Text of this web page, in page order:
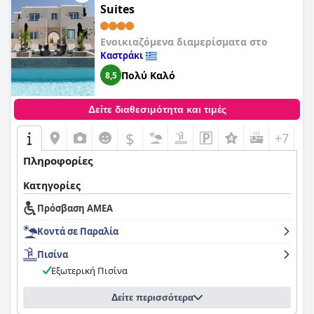
προσβάσιμες. Συνολικά, το
ανεπιφύλακτα για όσους αναζητούν ένα υπέροχο ξενοδοχείο
στο νησί της Νάξου.
Suites
Ενοικιαζόμενα διαμερίσματα στο
Καστράκι
8,5 Πολύ Καλό
Δείτε διαθεσιμότητα και τιμές
$ +7
Πληροφορίες
Κατηγορίες
Πρόσβαση ΑΜΕΑ
Κοντά σε Παραλία
Πισίνα
Εξωτερική Πισίνα
Δείτε περισσότερα